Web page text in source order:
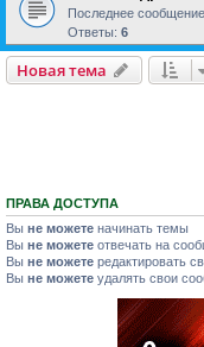
Последнее сообщение
Ответы: 6
Новая тема
ПРАВА ДОСТУПА
Вы не можете начинать темы
Вы не можете отвечать на
Вы не можете редактировать
Вы не можете удалять свои